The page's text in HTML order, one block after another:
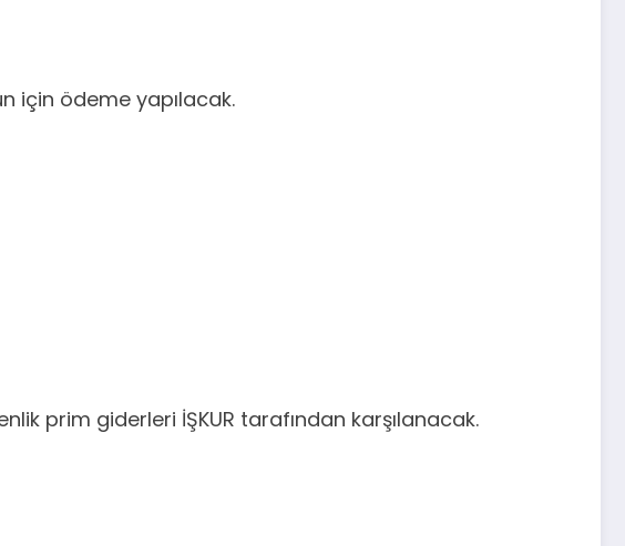
için ödeme yapılacak.
prim giderleri İŞKUR tarafından karşılanacak.